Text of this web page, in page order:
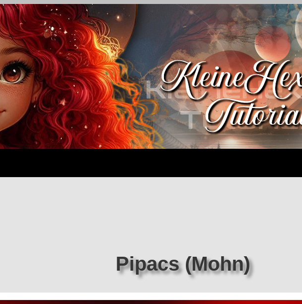
Pipacs (Mohn)